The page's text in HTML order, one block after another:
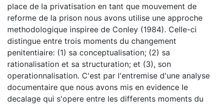
place de la privatisation en tant que mouvement de
reforme de la prison nous avons utilise une approche
methodologique inspiree de Conley (1984). Celle-ci
distingue entre trois moments du changement
penitentiaire: (1) sa conceptualisation; (2) sa
rationalisation et sa structuration; et (3), son
operationnalisation. C'est par l'entremise d'une analyse
documentaire que nous avons mis en evidence le
decalage qui s'opere entre les differents moments du